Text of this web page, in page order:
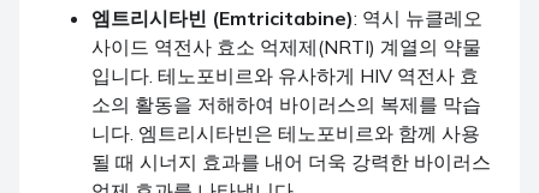
엠트리시타빈 (Emtricitabine): 역시 뉴클레오
사이드 역전사 효소 억제제(NRTI) 계열의 약물
입니다. 테노포비르와 유사하게 HIV 역전사 효
소의 활동을 저해하여 바이러스의 복제를 막습
니다. 엠트리시타빈은 테노포비르와 함께 사용
될 때 시너지 효과를 내어 더욱 강력한 바이러스